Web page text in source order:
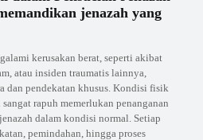
jenazah yang
kerusakan berat, seperti akibat
atau insiden traumatis lainnya,
dan pendekatan khusus. Kondisi fisik
rapuh memerlukan penanganan
dalam kondisi normal. Setiap
pemindahan, hingga proses